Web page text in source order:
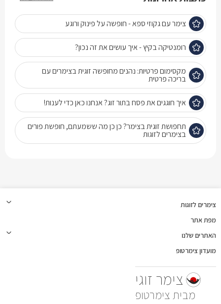
צימר עם גקוזי ספא - חופשה על פינוק ורוגע
רומנטיקה בקיץ - איך עושים את זה נכון?
מקסימום פרטיות: נהנים מחופשה זוגית בצימרים עם
בריכה פרטית
איך חוגגים את פסח בתור זוג? אנחנו כאן כדי לענות!
תחפושת זוגית בצימר? כן כן מה ששמעתם, חופשת פורים
בצימרים לזוגות
צימר זוגי
צימרטופ
צימרים לזוגות
מפת אתר
האתרים שלנו
מועדון צימרטופ